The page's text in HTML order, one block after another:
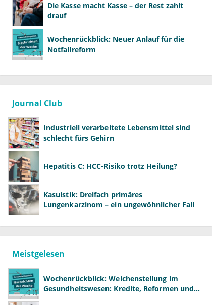
Die Kasse macht Kasse – der Rest zahlt
drauf
Wochenrückblick: Neuer Anlauf für die
Notfallreform
Journal Club
Industriell verarbeitete Lebensmittel sind
schlecht fürs Gehirn
Hepatitis C: HCC-Risiko trotz Heilung?
Kasuistik: Dreifach primäres
Lungenkarzinom – ein ungewöhnlicher Fall
Meistgelesen
Wochenrückblick: Weichenstellung im
Gesundheitswesen: Kredite, Reformen und